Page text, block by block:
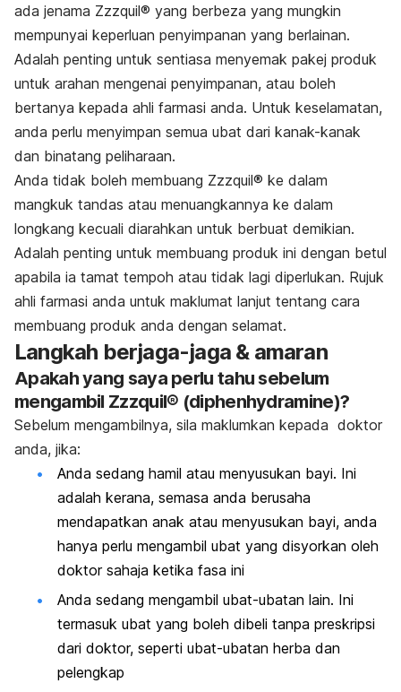
ada jenama Zzzquil® yang berbeza yang mungkin
mempunyai keperluan penyimpanan yang berlainan.
Adalah penting untuk sentiasa menyemak pakej produk
untuk arahan mengenai penyimpanan, atau boleh
bertanya kepada ahli farmasi anda. Untuk keselamatan,
anda perlu menyimpan semua ubat dari kanak-kanak
dan binatang peliharaan.
Anda tidak boleh membuang Zzzquil® ke dalam
mangkuk tandas atau menuangkannya ke dalam
longkang kecuali diarahkan untuk berbuat demikian.
Adalah penting untuk membuang produk ini dengan betul
apabila ia tamat tempoh atau tidak lagi diperlukan. Rujuk
ahli farmasi anda untuk maklumat lanjut tentang cara
membuang produk anda dengan selamat.
Langkah berjaga-jaga & amaran
Apakah yang saya perlu tahu sebelum
mengambil Zzzquil® (diphenhydramine)?
Sebelum mengambilnya, sila maklumkan kepada doktor
anda, jika:
Anda sedang hamil atau menyusukan bayi. Ini
adalah kerana, semasa anda berusaha
mendapatkan anak atau menyusukan bayi, anda
hanya perlu mengambil ubat yang disyorkan oleh
doktor sahaja ketika fasa ini
Anda sedang mengambil ubat-ubatan lain. Ini
termasuk ubat yang boleh dibeli tanpa preskripsi
dari doktor, seperti ubat-ubatan herba dan
pelengkap